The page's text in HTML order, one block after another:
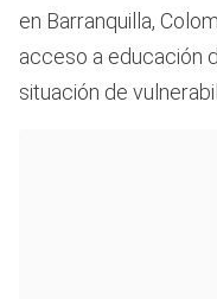
en Barranquilla,
acceso a educación
situación de